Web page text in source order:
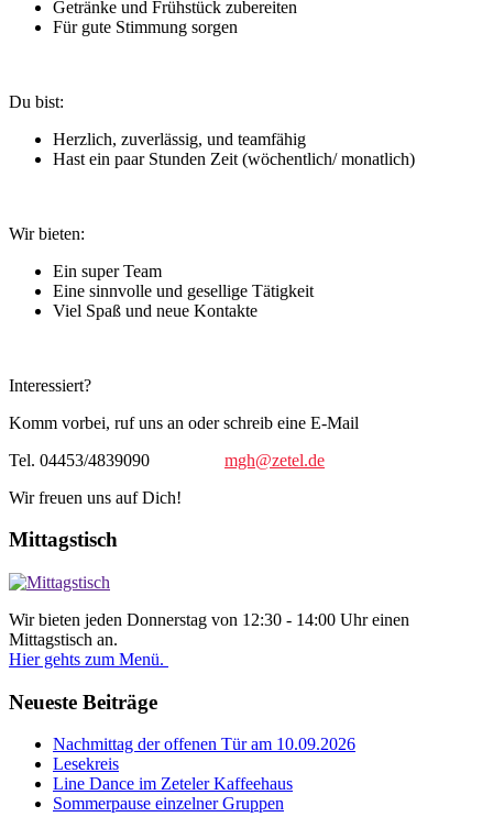
Getränke und Frühstück zubereiten
Für gute Stimmung sorgen
Du bist:
Herzlich, zuverlässig, und teamfähig
Hast ein paar Stunden Zeit (wöchentlich/ monatlich)
Wir bieten:
Ein super Team
Eine sinnvolle und gesellige Tätigkeit
Viel Spaß und neue Kontakte
Interessiert?
Komm vorbei, ruf uns an oder schreib eine E-Mail
Tel. 04453/4839090 mgh@zetel.de
Wir freuen uns auf Dich!
Mittagstisch
Wir bieten jeden Donnerstag von 12:30 - 14:00 Uhr einen
Mittagstisch an.
Hier gehts zum Menü.
Neueste Beiträge
Nachmittag der offenen Tür am 10.09.2026
Lesekreis
Line Dance im Zeteler Kaffeehaus
Sommerpause einzelner Gruppen